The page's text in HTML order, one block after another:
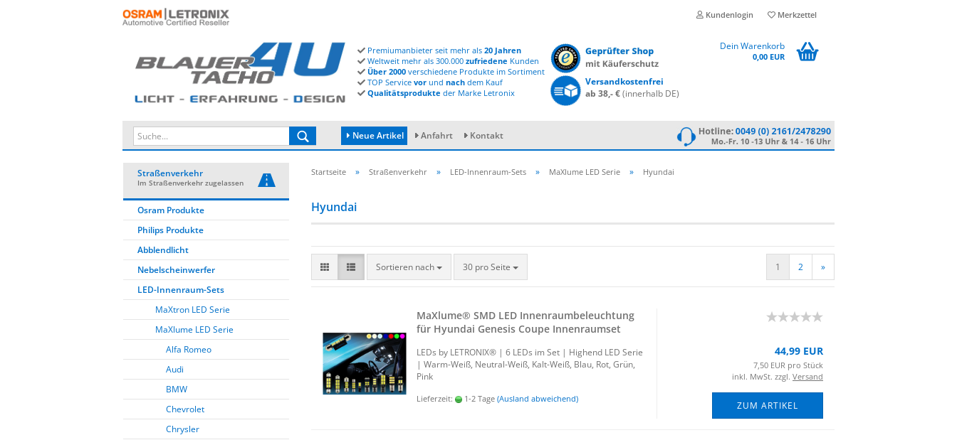
Kundenlogin Merkzettel
Premiumanbieter seit mehr als 20 Jahren
Weltweit mehr als 300.000 zufriedene Kunden
Über 2000 verschiedene Produkte im Sortiment
TOP Service vor und nach dem Kauf
Qualitätsprodukte der Marke Letronix
Versandkostenfrei
ab 38,- €(innerhalb DE)
Dein Warenkorb
0,00 EUR
Neue Artikel Anfahrt Kontakt
Startseite » Straßenverkehr » LED-Innenraum-Sets » MaXlume LED Serie » Hyundai
Hyundai
Sortieren nach 30 pro Seite 1 2 »
MaXlu­me® SMD LED In­nen­raum­be­leuch­tung
für Hyundai Ge­ne­sis Coupe In­nen­ra­um­set
LEDs by LE­TRO­NIX® | 6 LEDs im Set | Hig­h­end LED Serie
| Warm-​Weiß, Neutral-​Weiß, Kalt-​Weiß, Blau, Rot, Grün,
Pink
Lieferzeit: 1-2 Tage (Ausland abweichend)
44,99 EUR
7,50 EUR pro Stück
inkl. MwSt. zzgl. Versand
ZUM ARTIKEL
Straßenverkehr
Im Straßenverkehr zugelassen
Osram Produkte
Philips Produkte
Abblendlicht
Nebelscheinwerfer
LED-Innenraum-Sets
MaXtron LED Serie
MaXlume LED Serie
Alfa Romeo
Audi
BMW
Chevrolet
Chrysler